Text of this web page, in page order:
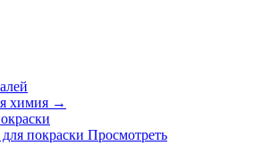
химия →
покраски Просмотреть